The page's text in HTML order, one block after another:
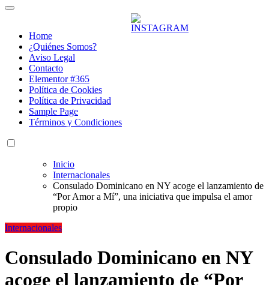
Home
¿Quiénes Somos?
Aviso Legal
Contacto
Elementor #365
Política de Cookies
Política de Privacidad
Sample Page
Términos y Condiciones
Inicio
Internacionales
Consulado Dominicano en NY acoge el lanzamiento de
“Por Amor a Mí”, una iniciativa que impulsa el amor
propio
Internacionales
Consulado Dominicano en NY
acoge el lanzamiento de “Por